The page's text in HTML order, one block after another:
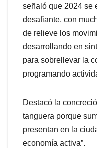
señaló que 2024 se
desafiante, con
de relieve los
desarrollando en
para sobrellevar la
programando
Destacó la
tanguera porque
presentan en la
economía activa”.